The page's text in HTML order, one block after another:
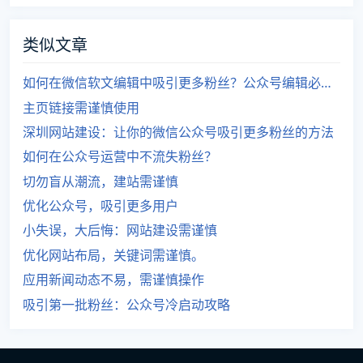
类似文章
如何在微信软文编辑中吸引更多粉丝？公众号编辑必读秘籍！
主页链接需谨慎使用
深圳网站建设：让你的微信公众号吸引更多粉丝的方法
如何在公众号运营中不流失粉丝？
切勿盲从潮流，建站需谨慎
优化公众号，吸引更多用户
小失误，大后悔：网站建设需谨慎
优化网站布局，关键词需谨慎。
应用新闻动态不易，需谨慎操作
吸引第一批粉丝：公众号冷启动攻略